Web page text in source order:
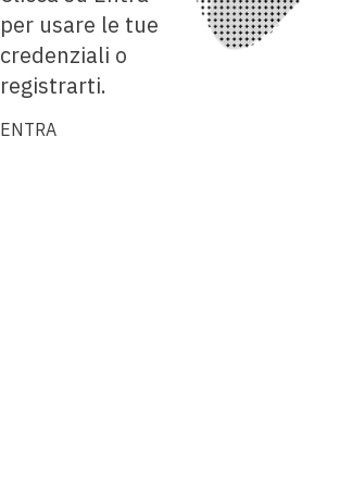
per usare le tue
credenziali o
registrarti.
ENTRA